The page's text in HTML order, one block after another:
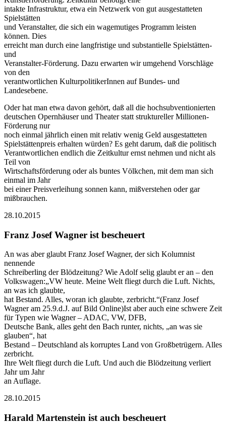
intakte Infrastruktur, etwa ein Netzwerk von gut ausgestatteten
Spielstätten
und Veranstalter, die sich ein wagemutiges Programm leisten
können. Dies
erreicht man durch eine langfristige und substantielle Spielstätten-
und
Veranstalter-Förderung. Dazu erwarten wir umgehend Vorschläge
von den
verantwortlichen KulturpolitikerInnen auf Bundes- und
Landesebene.
Oder hat man etwa davon gehört, daß all die hochsubventionierten
deutschen Opernhäuser und Theater statt struktureller Millionen-
Förderung nur
noch einmal jährlich einen mit relativ wenig Geld ausgestatteten
Spielstättenpreis erhalten würden? Es geht darum, daß die politisch
Verantwortlichen endlich die Zeitkultur ernst nehmen und nicht als
Teil von
Wirtschaftsförderung oder als buntes Völkchen, mit dem man sich
einmal im Jahr
bei einer Preisverleihung sonnen kann, mißverstehen oder gar
mißbrauchen.
28.10.2015
Franz Josef Wagner ist bescheuert
An was aber glaubt Franz Josef Wagner, der sich Kolumnist
nennende
Schreiberling der Blödzeitung? Wie Adolf selig glaubt er an – den
Volkswagen:„VW heute. Meine Welt fliegt durch die Luft. Nichts,
an was ich glaubte,
hat Bestand. Alles, woran ich glaubte, zerbricht.“(Franz Josef
Wagner am 25.9.d.J. auf Bild Online)Ist aber auch eine schwere Zeit
für Typen wie Wagner – ADAC, VW, DFB,
Deutsche Bank, alles geht den Bach runter, nichts, „an was sie
glauben“, hat
Bestand – Deutschland als korruptes Land von Großbetrügern. Alles
zerbricht.
Ihre Welt fliegt durch die Luft. Und auch die Blödzeitung verliert
Jahr um Jahr
an Auflage.
28.10.2015
Harald Martenstein ist auch bescheuert